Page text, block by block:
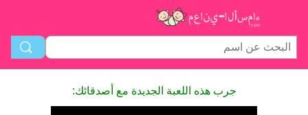
جرب هذه اللعبة الجديدة مع أصدقائك: